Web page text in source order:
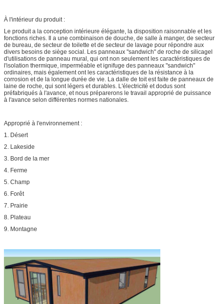
À l'intérieur du produit :
Le produit a la conception intérieure élégante, la disposition raisonnable et les
fonctions riches. Il a une combinaison de douche, de salle à manger, de secteur
de bureau, de secteur de toilette et de secteur de lavage pour répondre aux
divers besoins de siège social. Les panneaux "sandwich" de roche de silicagel
d'utilisations de panneau mural, qui ont non seulement les caractéristiques de
l'isolation thermique, imperméable et ignifuge des panneaux "sandwich"
ordinaires, mais également ont les caractéristiques de la résistance à la
corrosion et de la longue durée de vie. La dalle de toit est faite de panneaux de
laine de roche, qui sont légers et durables. L'électricité et dodus sont
préfabriqués à l'avance, et nous préparerons le travail approprié de puissance
à l'avance selon différentes normes nationales.
Approprié à l'environnement :
1. Désert
2. Lakeside
3. Bord de la mer
4. Ferme
5. Champ
6. Forêt
7. Prairie
8. Plateau
9. Montagne